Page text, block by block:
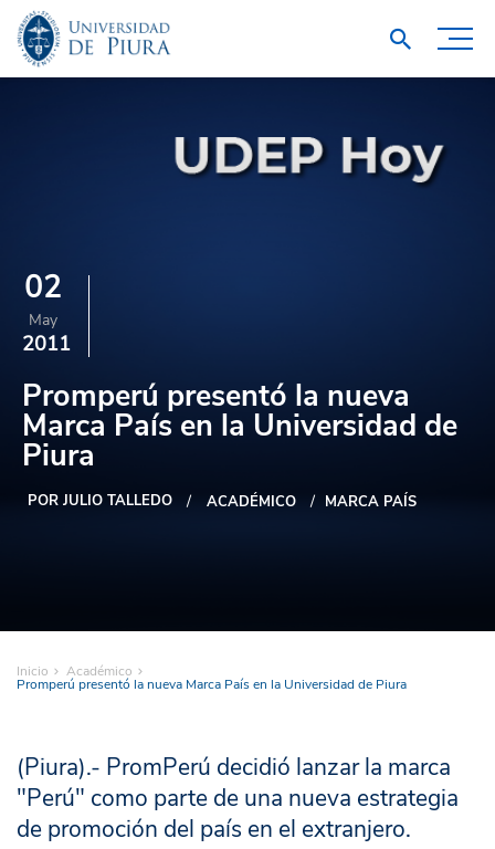
02
May
2011
Promperú presentó la nueva
Marca País en la Universidad de
Piura
POR JULIO TALLEDO ACADÉMICO MARCA PAÍS
Inicio Académico
Promperú presentó la nueva Marca País en la Universidad de Piura
(Piura).- PromPerú decidió lanzar la marca
"Perú" como parte de una nueva estrategia
de promoción del país en el extranjero.